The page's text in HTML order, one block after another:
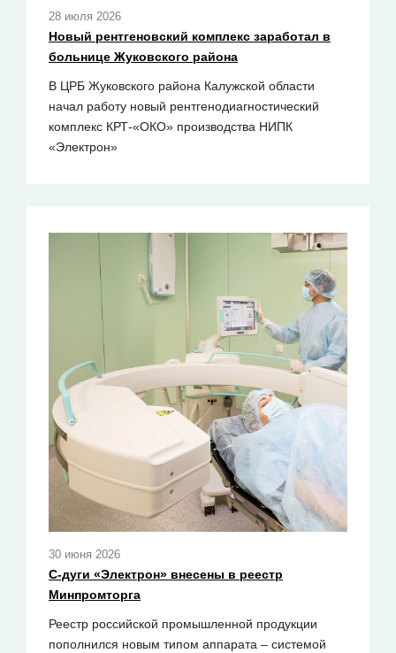
28 июля 2026
Новый рентгеновский комплекс заработал в
больнице Жуковского района
В ЦРБ Жуковского района Калужской области
начал работу новый рентгенодиагностический
комплекс КРТ-«ОКО» производства НИПК
«Электрон»
30 июня 2026
С-дуги «Электрон» внесены в реестр
Минпромторга
Реестр российской промышленной продукции
пополнился новым типом аппарата – системой